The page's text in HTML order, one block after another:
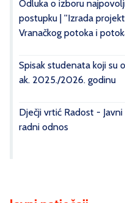
Odluka o izboru
postupku | ''Izrada
Vranačkog potoka i
Spisak studenata koji su
ak. 2025./2026. godinu
Dječji vrtić Radost -
radni odnos